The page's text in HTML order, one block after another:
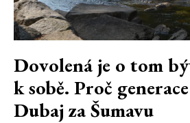
Dovolená je o tom
k sobě. Proč
Dubaj za Šumavu